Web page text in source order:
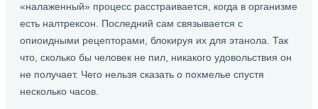
«налаженный» процесс расстраивается, когда в организме
есть налтрексон. Последний сам связывается с
опиоидными рецепторами, блокируя их для этанола. Так
что, сколько бы человек не пил, никакого удовольствия он
не получает. Чего нельзя сказать о похмелье спустя
несколько часов.